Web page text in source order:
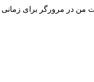
من در مرورگر برای